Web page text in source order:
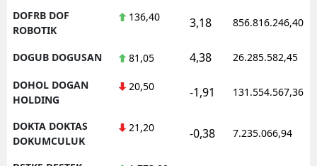
DOFRB DOF
ROBOTIK
136,40 3,18 856.816.246,40
DOGUB DOGUSAN 81,05 4,38 26.285.582,45
DOHOL DOGAN
HOLDING
20,50 -1,91 131.554.567,36
DOKTA DOKTAS
DOKUMCULUK
21,20 -0,38 7.235.066,94